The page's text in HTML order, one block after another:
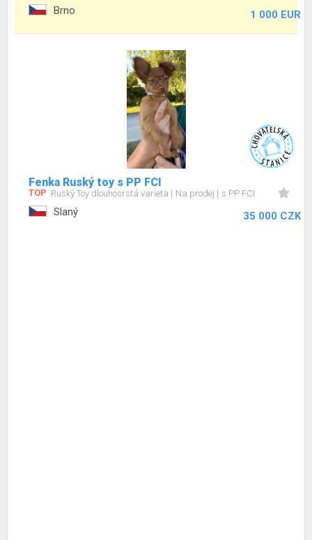
Brno 1 000 EUR
Fenka Ruský toy s PP FCI
TOP Ruský Toy dlouhosrstá varieta Na prodej s PP FCI
Slaný 35 000 CZK